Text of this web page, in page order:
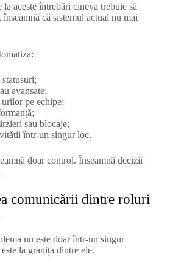
la aceste întrebări cineva trebuie să
că sistemul actual nu mai
avansate;
pe echipe;
sau blocaje;
într-un singur loc.
doar control. Înseamnă decizii
comunicării dintre roluri
nu este doar într-un singur
la granița dintre ele.